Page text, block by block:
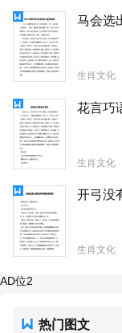
马会选
生肖文化
花言巧
生肖文化
开弓没
生肖文化
AD位2
热门图文